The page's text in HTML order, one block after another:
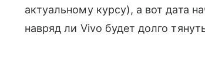
актуальному курсу), а вот дата
навряд ли Vivo будет долго